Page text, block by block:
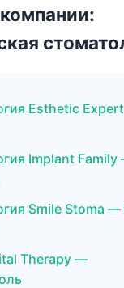
Esthetic
Implant
Smile Stoma
Therapy —